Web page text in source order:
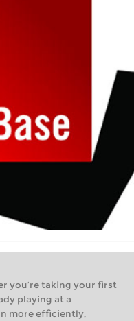
you’re taking your first
playing at a
more efficiently,